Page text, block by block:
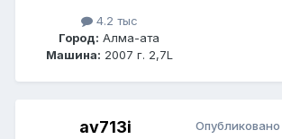
4.2 тыс
Город: Алма-ата
Машина: 2007 г. 2,7L
av713i Опубликовано